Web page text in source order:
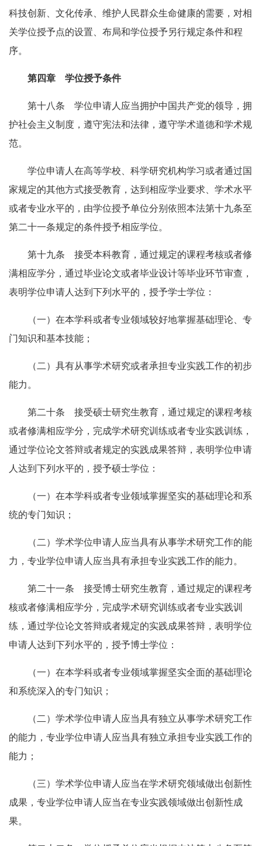
科技创新、文化传承、维护人民群众生命健康的需要，对相
关学位授予点的设置、布局和学位授予另行规定条件和程
序。
第四章 学位授予条件
第十八条 学位申请人应当拥护中国共产党的领导，拥
护社会主义制度，遵守宪法和法律，遵守学术道德和学术规
范。
学位申请人在高等学校、科学研究机构学习或者通过国
家规定的其他方式接受教育，达到相应学业要求、学术水平
或者专业水平的，由学位授予单位分别依照本法第十九条至
第二十一条规定的条件授予相应学位。
第十九条 接受本科教育，通过规定的课程考核或者修
满相应学分，通过毕业论文或者毕业设计等毕业环节审查，
表明学位申请人达到下列水平的，授予学士学位：
（一）在本学科或者专业领域较好地掌握基础理论、专
门知识和基本技能；
（二）具有从事学术研究或者承担专业实践工作的初步
能力。
第二十条 接受硕士研究生教育，通过规定的课程考核
或者修满相应学分，完成学术研究训练或者专业实践训练，
通过学位论文答辩或者规定的实践成果答辩，表明学位申请
人达到下列水平的，授予硕士学位：
（一）在本学科或者专业领域掌握坚实的基础理论和系
统的专门知识；
（二）学术学位申请人应当具有从事学术研究工作的能
力，专业学位申请人应当具有承担专业实践工作的能力。
第二十一条 接受博士研究生教育，通过规定的课程考
核或者修满相应学分，完成学术研究训练或者专业实践训
练，通过学位论文答辩或者规定的实践成果答辩，表明学位
申请人达到下列水平的，授予博士学位：
（一）在本学科或者专业领域掌握坚实全面的基础理论
和系统深入的专门知识；
（二）学术学位申请人应当具有独立从事学术研究工作
的能力，专业学位申请人应当具有独立承担专业实践工作的
能力；
（三）学术学位申请人应当在学术研究领域做出创新性
成果，专业学位申请人应当在专业实践领域做出创新性成
果。